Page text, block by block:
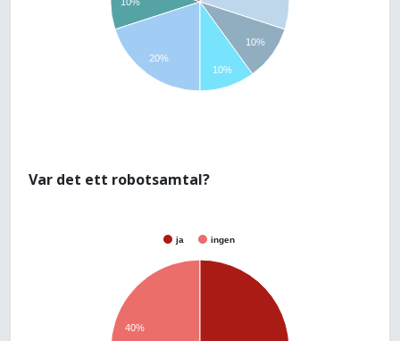
10%
20%
10%
Var det ett robotsamtal?
ja ingen
40%